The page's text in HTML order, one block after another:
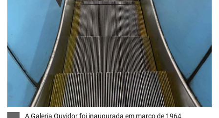
A Galeria Ouvidor foi inaugurada em março de 1964